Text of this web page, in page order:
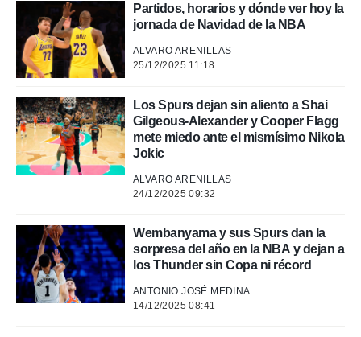
Partidos, horarios y dónde ver hoy la
jornada de Navidad de la NBA
ALVARO ARENILLAS
25/12/2025 11:18
Los Spurs dejan sin aliento a Shai
Gilgeous-Alexander y Cooper Flagg
mete miedo ante el mismísimo Nikola
Jokic
ALVARO ARENILLAS
24/12/2025 09:32
Wembanyama y sus Spurs dan la
sorpresa del año en la NBA y dejan a
los Thunder sin Copa ni récord
ANTONIO JOSÉ MEDINA
14/12/2025 08:41